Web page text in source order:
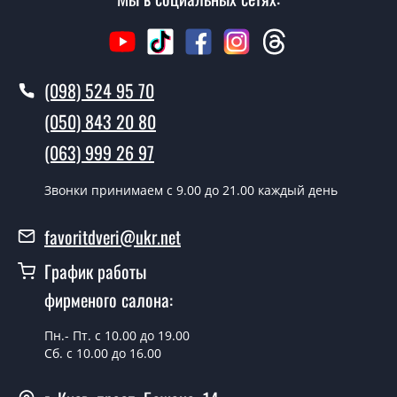
Вызов замерщика-консультанта стоит 500 грн.
Вы производите установку
межкомнатных дверей ТМ Фаворит?
Да производим. Монтаж межкомнатных дверей ТМ
Фаворит производится согласно очереди, во все дни
кроме воскресенья.
04-painted?
Стоимость установки дверей Hide-04-painted - от 1800
Можно на сегодня вызвать
замерщика?
(098) 524 95 70
(050) 843 20 80
(063) 999 26 97
Звонки принимаем c 9.00 до 21.00 каждый день
favoritdveri@ukr.net
График работы
фирменого салона:
Пн.- Пт. с 10.00 до 19.00
Сб. с 10.00 до 16.00